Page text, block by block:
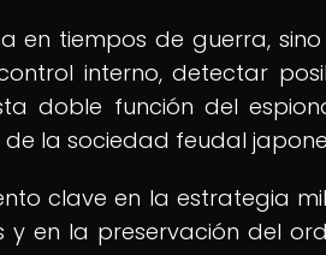
en tiempos de guerra,
interno, detectar
doble función del
la sociedad feudal
clave en la estrategia
en la preservación del